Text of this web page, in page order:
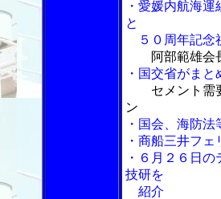
・愛媛内航海
と
５０周年記念
阿部範雄会
・国交省がま
セメント需
ン
・国会、海防
・商船三井フ
・６月２６日
技研を
紹介